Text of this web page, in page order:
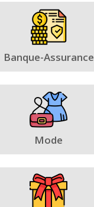
Banque-Assurance
Mode